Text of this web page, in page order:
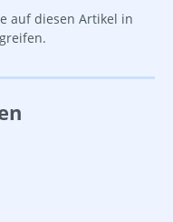
auf diesen Artikel in